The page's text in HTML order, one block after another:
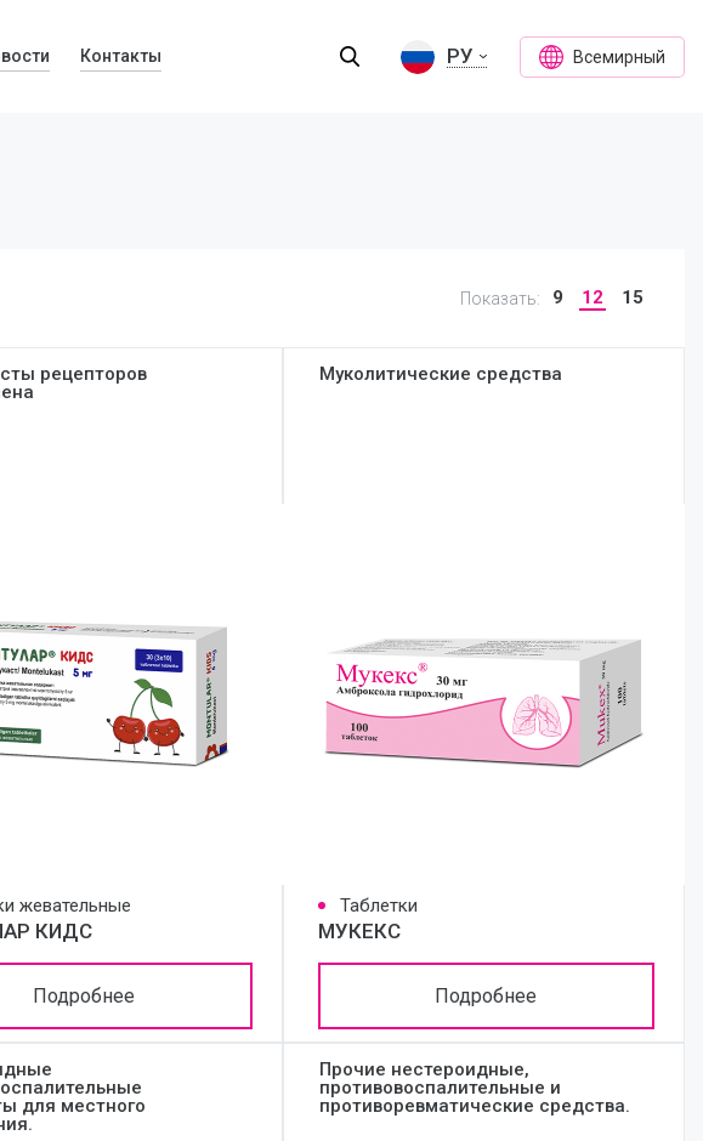
Контакты РУ Всемирный
Показать: 9 12 15
рецепторов
жевательные
КИДС
Подробнее
Муколитические средства
Таблетки
МУКЕКС
Подробнее
для местного
Прочие нестероидные,
противовоспалительные и
противоревматические средства.